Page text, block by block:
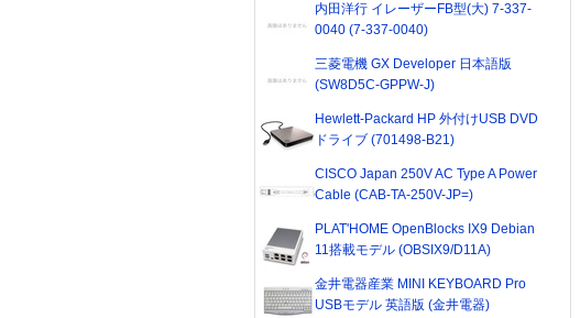
内田洋行 イレーザーFB型(大) 7-337-
0040 (7-337-0040)
三菱電機 GX Developer 日本語版
(SW8D5C-GPPW-J)
Hewlett-Packard HP 外付けUSB DVD
ドライブ (701498-B21)
CISCO Japan 250V AC Type A Power
Cable (CAB-TA-250V-JP=)
PLAT'HOME OpenBlocks IX9 Debian
11搭載モデル (OBSIX9/D11A)
金井電器産業 MINI KEYBOARD Pro
USBモデル 英語版 (金井電器)